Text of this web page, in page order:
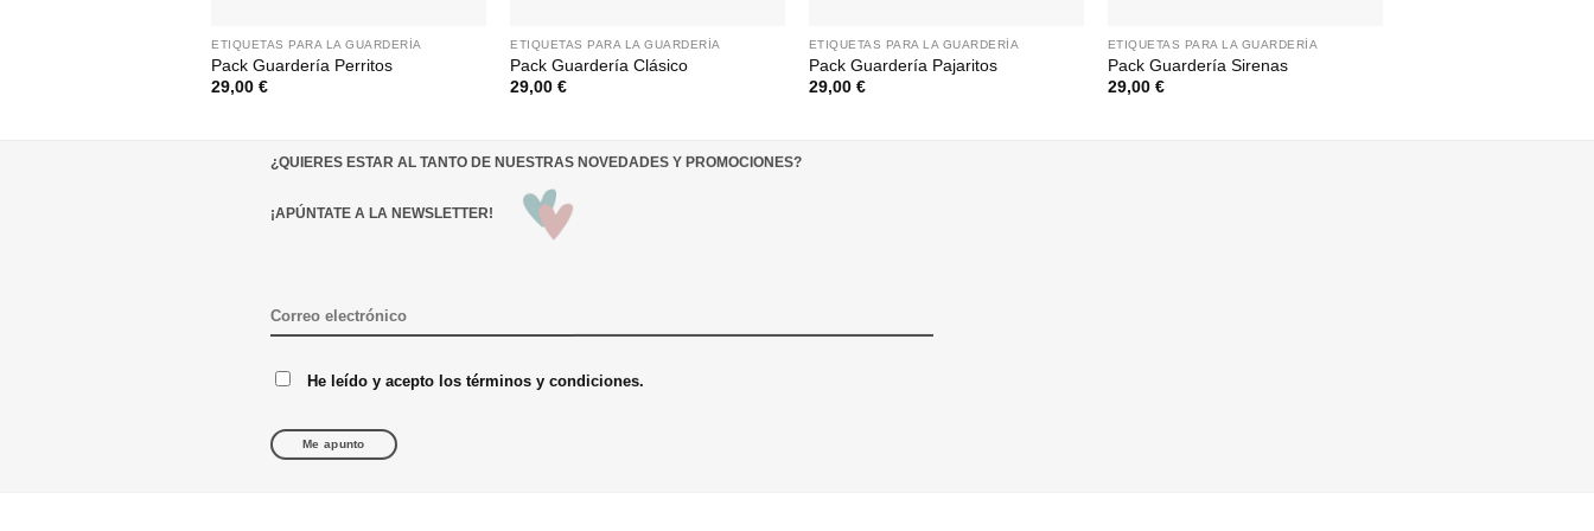
ETIQUETAS PARA LA GUARDERÍA
Pack Guardería Perritos
29,00€
ETIQUETAS PARA LA GUARDERÍA
Pack Guardería Clásico
29,00€
ETIQUETAS PARA LA GUARDERÍA
Pack Guardería Pajaritos
29,00 €
ETIQUETAS PARA LA GUARDERÍA
Pack Guardería Sirenas
29,00 €
¿QUIERES ESTAR AL TANTO DE NUESTRAS NOVEDADES Y PROMOCIONES?
¡APÚNTATE A LA NEWSLETTER!
He leído y acepto los términos y condiciones.